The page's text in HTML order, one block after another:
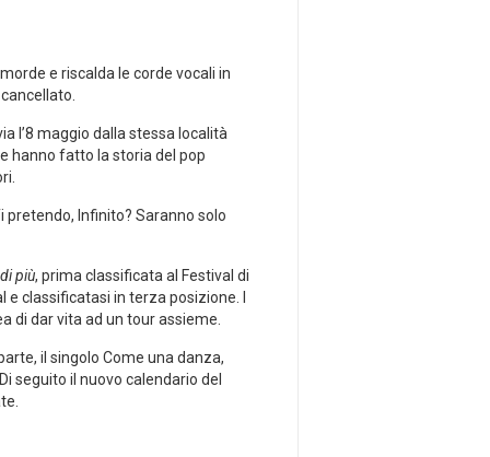
e riscalda le corde vocali in
l’8 maggio dalla stessa località
hanno fatto la storia del pop
pretendo, Infinito? Saranno solo
più, prima classificata al Festival di
e classificatasi in terza posizione. I
di dar vita ad un tour assieme.
il singolo Come una danza,
seguito il nuovo calendario del